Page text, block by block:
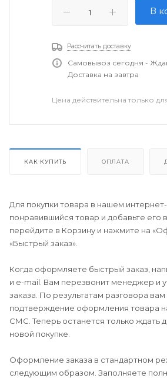
В
Рассчитать доставку
Самовывоз сегодня -
Доставка на завтра
Цена действительна только
КАК КУПИТЬ ОПЛАТА
Для покупки товара в нашем
понравившийся товар и добавьте его
перейдите в Корзину и нажмите на
«Быстрый заказ».
Когда оформляете быстрый заказ,
и e-mail. Вам перезвонит менеджер и
заказа. По результатам разговора
подтверждение оформления товара
СМС. Теперь останется только ждать
новой покупке.
Оформление заказа в стандартном
следующим образом. Заполняете